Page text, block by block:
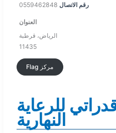
رقم الاتصال 0559462848
العنوان
الرياض، قرطبة
11435
Flag مركز
للرعاية
النهارية